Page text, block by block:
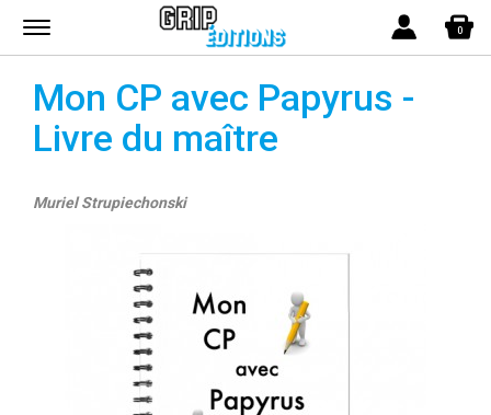
0
Menu
Mon CP avec Papyrus -
Livre du maître
Muriel Strupiechonski